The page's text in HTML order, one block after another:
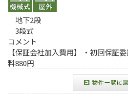
地下2段
3段式
コメント
【保証会社加入費用】 ・初回保証
料880円